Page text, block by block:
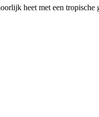
heet met een tropische